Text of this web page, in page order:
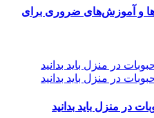
و آموزش‌های ضروری برای
در منزل باید بدانید